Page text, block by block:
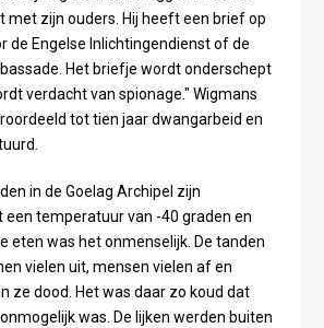
met zijn ouders. Hij heeft een brief op
de Engelse Inlichtingendienst of de
Het briefje wordt onderschept
verdacht van spionage." Wigmans
tot tien jaar dwangarbeid en
in de Goelag Archipel zijn
een temperatuur van -40 graden en
eten was het onmenselijk. De tanden
vielen uit, mensen vielen af en
ze dood. Het was daar zo koud dat
was. De lijken werden buiten